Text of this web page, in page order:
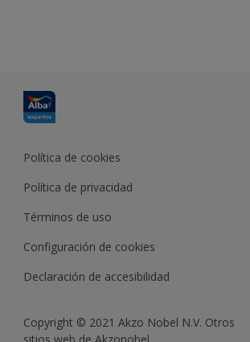
Política de cookies
Política de privacidad
Términos de uso
Configuración de cookies
Declaración de accesibilidad
Copyright © 2021 Akzo Nobel N.V. Otros
sitios web de Akzonobel